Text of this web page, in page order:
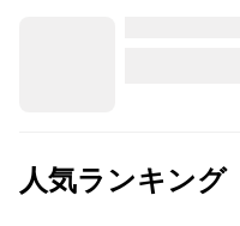
人気ランキング